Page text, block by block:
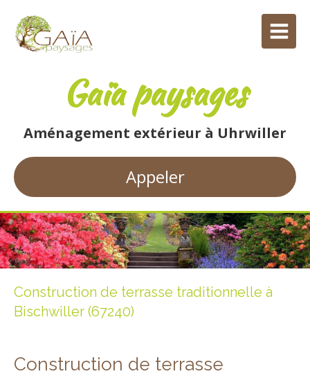
Gaïa paysages
Aménagement extérieur à Uhrwiller
Appeler
Construction de terrasse traditionnelle à
Bischwiller (67240)
Construction de terrasse